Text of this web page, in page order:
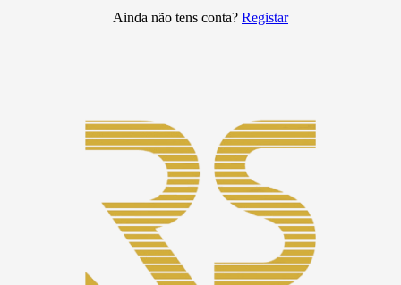
Ainda não tens conta? Registar